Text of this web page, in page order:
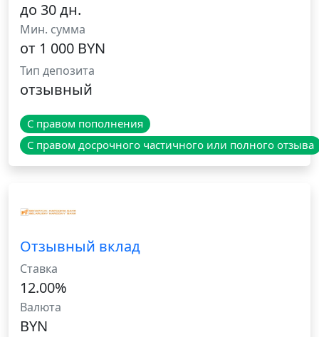
до 30 дн.
Мин. сумма
от 1 000 BYN
Тип депозита
отзывный
С правом пополнения
С правом досрочного частичного или полного отзыва
Отзывный вклад
Ставка
12.00%
Валюта
BYN